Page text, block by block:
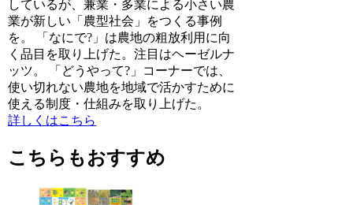
しているが、兼業・多業による小さい農
業が新しい「農型社会」をつくる事例
を。 「なにで?」は農地の粗放利用に向
く品目を取り上げた。注目はヘーゼルナ
ッツ。 「どうやって?」コーナーでは、
使い切れない農地を地域で活かすために
使える制度・仕組みを取り上げた。
詳しくはこちら
こちらもおすすめ